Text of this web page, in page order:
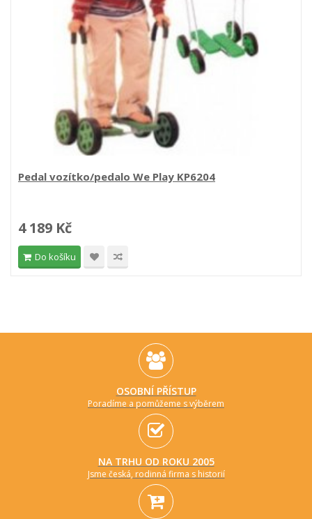
Pedal vozítko/pedalo We Play KP6204
4 189 Kč
Do košíku
OSOBNÍ PŘÍSTUP
Poradíme a pomůžeme s výběrem
NA TRHU OD ROKU 2005
Jsme česká, rodinná firma s historií